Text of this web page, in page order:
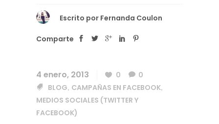
Escrito por Fernanda Coulon
Comparte
4 enero, 2013 0
0
BLOG, CAMPAÑAS EN FACEBOOK,
MEDIOS SOCIALES (TWITTER Y
FACEBOOK)